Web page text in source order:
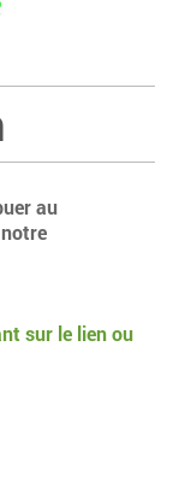
au
sur le lien ou